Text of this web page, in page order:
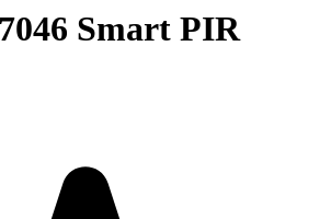
Smart PIR